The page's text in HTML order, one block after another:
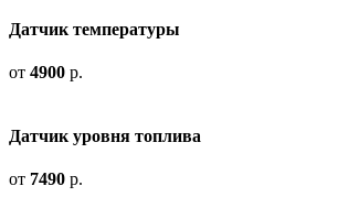
Датчик температуры
от 4900 р.
Датчик уровня топлива
от 7490 р.